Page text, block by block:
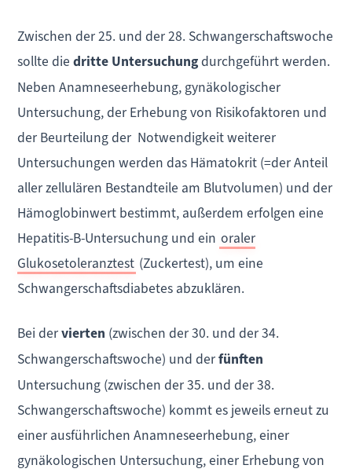
Zwischen der 25. und der 28. Schwangerschaftswoche
sollte diedritte Untersuchungdurchgeführt werden.
Neben Anamneseerhebung, gynäkologischer
Untersuchung, der Erhebung von Risikofaktoren und
der Beurteilung der Notwendigkeit weiterer
Untersuchungen werden das Hämatokrit (=der Anteil
aller zellulären Bestandteile am Blutvolumen) und der
Hämoglobinwert bestimmt, außerdem erfolgen eine
Hepatitis-B-Untersuchung und ein oraler
Glukosetoleranztest (Zuckertest), um eine
Schwangerschaftsdiabetes abzuklären.
Bei dervierten (zwischen der 30. und der 34.
Schwangerschaftswoche) und derfünften
Untersuchung (zwischen der 35. und der 38.
Schwangerschaftswoche) kommt es jeweils erneut zu
einer ausführlichen Anamneseerhebung, einer
gynäkologischen Untersuchung, einer Erhebung von